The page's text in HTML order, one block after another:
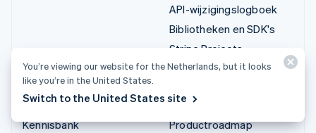
API-wijzigingslogboek
Bibliotheken en SDK's
Stripe Projects
Blog voor developers
Informatie
Kennisbank
Bedrijf
Productroadmap
You’re viewing our website for the Netherlands, but it looks
like you’re in the United States.
Switch to the United States site